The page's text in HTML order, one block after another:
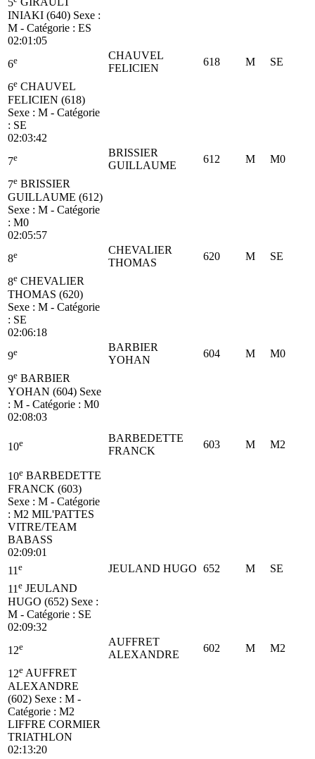
INIAKI (640) Sexe :
M - Catégorie : ES
02:01:05
6e
CHAUVEL
FELICIEN
618 M SE
6e CHAUVEL
FELICIEN (618)
Sexe : M - Catégorie
: SE
02:03:42
7e
BRISSIER
GUILLAUME
612 M M0
7e BRISSIER
GUILLAUME (612)
Sexe : M - Catégorie
: M0
02:05:57
8e
CHEVALIER
THOMAS
620 M SE
8e CHEVALIER
THOMAS (620)
Sexe : M - Catégorie
: SE
02:06:18
9e
BARBIER
YOHAN
604 M M0
9e BARBIER
YOHAN (604) Sexe
: M - Catégorie : M0
02:08:03
10e
BARBEDETTE
FRANCK
603 M M2
10e BARBEDETTE
FRANCK (603)
Sexe : M - Catégorie
: M2 MIL'PATTES
VITRE/TEAM
BABASS
02:09:01
11 e JEULAND HUGO 652 M
SE
11 e JEULAND
HUGO (652) Sexe :
M - Catégorie : SE
02:09:32
12e
AUFFRET
ALEXANDRE
602 M M2
12e AUFFRET
ALEXANDRE
(602) Sexe : M -
Catégorie : M2
LIFFRE CORMIER
TRIATHLON
02:13:20